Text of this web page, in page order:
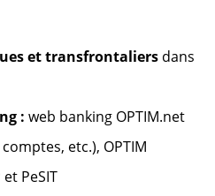
et transfrontaliers dans
: web banking OPTIM.net
etc.), OPTIM
et PeSIT